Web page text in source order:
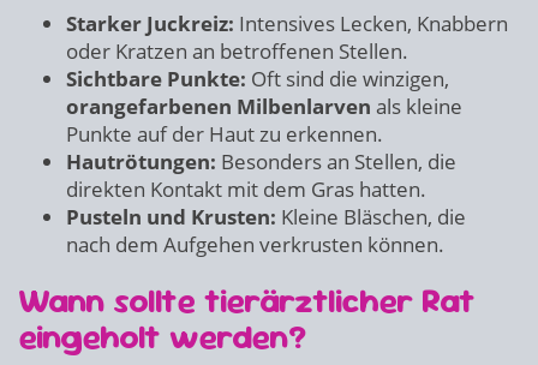
Starker Juckreiz: Intensives Lecken, Knabbern
oder Kratzen an betroffenen Stellen.
Sichtbare Punkte: Oft sind die winzigen,
orangefarbenen Milbenlarven als kleine
Punkte auf der Haut zu erkennen.
Hautrötungen: Besonders an Stellen, die
direkten Kontakt mit dem Gras hatten.
Pusteln und Krusten: Kleine Bläschen, die
nach dem Aufgehen verkrusten können.
Wann sollte tierärztlicher Rat
eingeholt werden?